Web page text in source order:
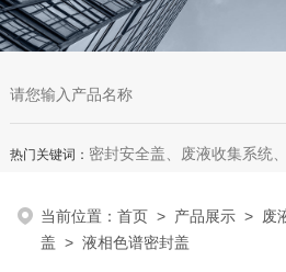
热门关键词： 密封安全盖、废液收集系统、流动相安全盖、废液集中收集系统、废液收集漏斗
当前位置：首页 > 产品展示 > 废
盖 > 液相色谱密封盖